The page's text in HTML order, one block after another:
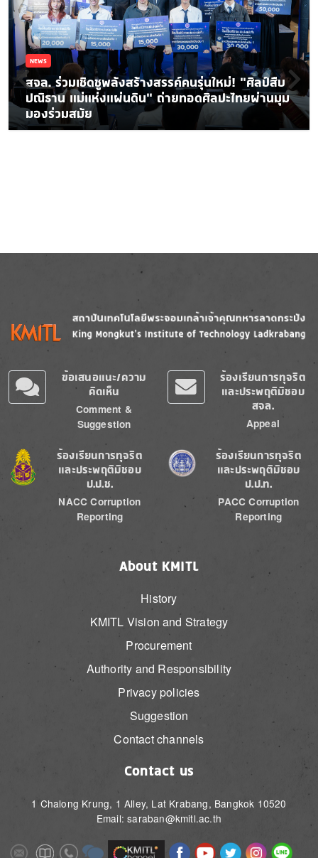
NEWS
สจล. ร่วมเชิดชูพลังสร้างสรรค์คนรุ่นใหม่! “ศิลป์สืบ
ปณิธาน แม่แห่งแผ่นดิน” ถ่ายทอดศิลปะไทยผ่านมุม
มองร่วมสมัย
Image
ข้อเสนอแนะ/ความ
คิดเห็น
Comment &
Suggestion
ร้องเรียนการทุจริต
และประพฤติมิชอบ
สจล.
Appeal
Image
ร้องเรียนการทุจริต
และประพฤติมิชอบ
ป.ป.ช.
NACC Corruption
Reporting
Image
ร้องเรียนการทุจริต
และประพฤติมิชอบ
ป.ป.ท.
PACC Corruption
Reporting
About KMITL
History
KMITL Vision and Strategy
Procurement
Authority and Responsibility
Privacy policies
Suggestion
Contact channels
Contact us
1 Chalong Krung, 1 Alley, Lat Krabang, Bangkok 10520
Email: saraban@kmitl.ac.th
ImageImageImageImage Image ImageImageImageImageImage